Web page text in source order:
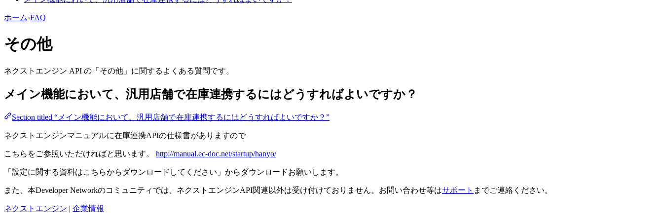
ホーム›FAQ
その他
ネクストエンジン API の「その他」に関するよくある質問です。
メイン機能において、汎用店舗で在庫連携するにはどうすればよいですか？
Section titled “メイン機能において、汎用店舗で在庫連携するにはどうすればよいですか？”
ネクストエンジンマニュアルに在庫連携APIの仕様書がありますので
こちらをご参照いただければと思います。 http://manual.ec-doc.net/startup/hanyo/
「設定に関する資料はこちらからダウンロードしてください」からダウンロードお願いします。
また、本Developer Networkのコミュニティでは、ネクストエンジンAPI関連以外は受け付けておりません。お問い合わせ等はサポート までご連絡ください。
ネクストエンジン | 企業情報